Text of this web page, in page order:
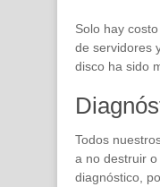
Solo hay
de servidores
disco ha sido
Todos
a no destruir
diagnóstico,